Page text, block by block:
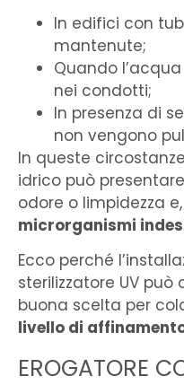
In edifici con
mantenute;
Quando
nei condotti;
In presenza di
non vengono
In queste
idrico può
odore o limpidezza
microrganismi
Ecco perché
sterilizzatore UV
buona scelta per
livello di
EROGATORE